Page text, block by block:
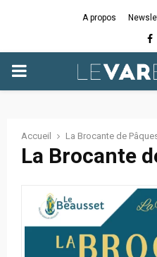
A propos
PRIMARY
Accueil La Brocante de
La Brocante